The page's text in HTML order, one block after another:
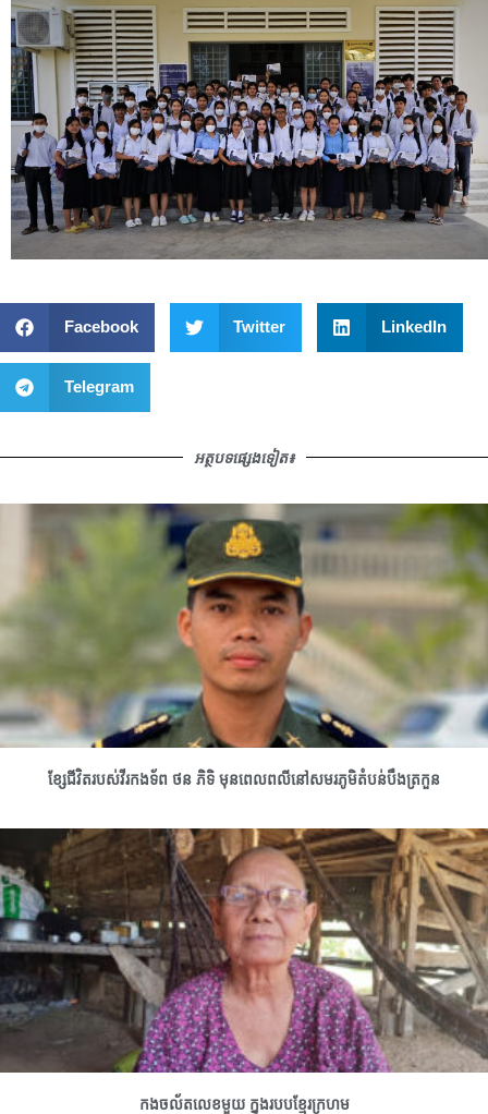
Facebook Twitter LinkedIn
Telegram
អត្ថបទផ្សេងទៀត៖
ខ្សែជីវិតរបស់វីរកងទ័ព ថន ភិទិ មុនពេលពលីនៅសមរភូមិតំបន់បឹងត្រកួន
កងចល័តលេខមួយ ក្នុងរបបខ្មែរក្រហម